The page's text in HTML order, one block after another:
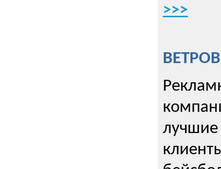
>>>